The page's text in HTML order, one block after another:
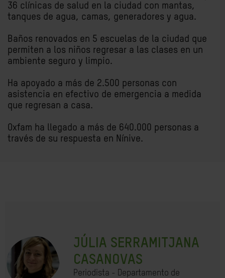
36 clínicas de salud en la ciudad con mantas,
tanques de agua, camas, generadores y agua.
Baños renovados en 5 escuelas de la ciudad que
permiten a los niños regresar a las clases en un
ambiente seguro y limpio.
Ha apoyado a más de 2.500 personas con
asistencia en efectivo de emergencia a medida
que regresan a casa.
Oxfam ha llegado a más de 640.000 personas a
través de su respuesta en Nínive.
JÚLIA SERRAMITJANA
CASANOVAS
Periodista - Departamento de